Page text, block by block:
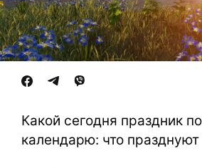
Какой сегодня праздник
календарю: что празднуют